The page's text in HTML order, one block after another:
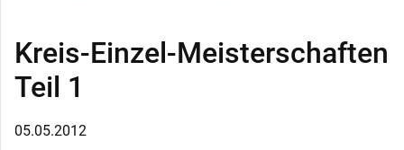
Kreis-Einzel-Meisterschaften
Teil 1
05.05.2012